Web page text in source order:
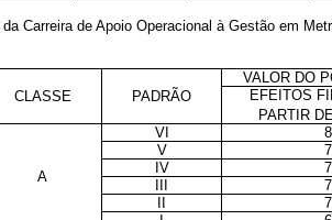
Carreira de Apoio Operacional à Gestão em
CLASSE PADRÃO
VALOR DO
EFEITOS
PARTIR
A
VI
V
IV